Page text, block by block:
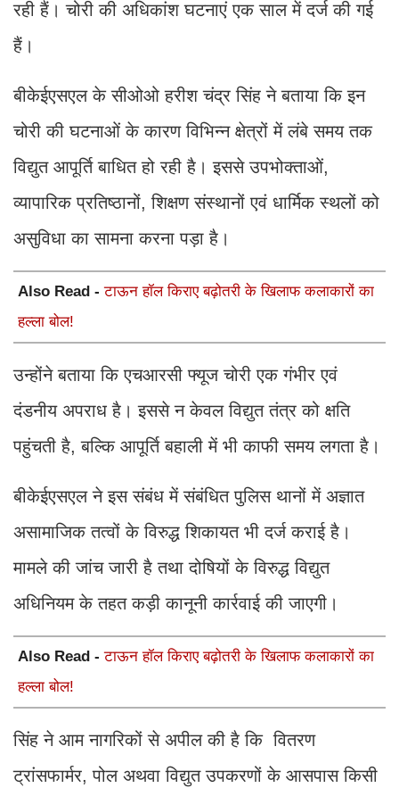
रही हैं। चोरी की अधिकांश घटनाएं एक साल में दर्ज की गई
हैं।
बीकेईएसएल के सीओओ हरीश चंद्र सिंह ने बताया कि इन
चोरी की घटनाओं के कारण विभिन्न क्षेत्रों में लंबे समय तक
विद्युत आपूर्ति बाधित हो रही है। इससे उपभोक्ताओं,
व्यापारिक प्रतिष्ठानों, शिक्षण संस्थानों एवं धार्मिक स्थलों को
असुविधा का सामना करना पड़ा है।
Also Read -टाऊन हॉल किराए बढ़ोतरी के खिलाफ कलाकारों का
हल्ला बोल!
उन्होंने बताया कि एचआरसी फ्यूज चोरी एक गंभीर एवं
दंडनीय अपराध है। इससे न केवल विद्युत तंत्र को क्षति
पहुंचती है, बल्कि आपूर्ति बहाली में भी काफी समय लगता है।
बीकेईएसएल ने इस संबंध में संबंधित पुलिस थानों में अज्ञात
असामाजिक तत्वों के विरुद्ध शिकायत भी दर्ज कराई है।
मामले की जांच जारी है तथा दोषियों के विरुद्ध विद्युत
अधिनियम के तहत कड़ी कानूनी कार्रवाई की जाएगी।
Also Read -टाऊन हॉल किराए बढ़ोतरी के खिलाफ कलाकारों का
हल्ला बोल!
सिंह ने आम नागरिकों से अपील की है कि वितरण
ट्रांसफार्मर, पोल अथवा विद्युत उपकरणों के आसपास किसी